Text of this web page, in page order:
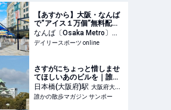
【あすから】大阪・なんば
で“アイス１万個”無料配
布…２日間限定で、ロッテ
の人気商品もらえる/デイリ
ースポーツ online
なんば〔Osaka Metro〕 駅
大阪府大阪市中央区
デイリースポーツ online
さすがにちょっと惜しませ
てほしいあのビルを｜誰か
の散歩マガジン サンポー
日本橋(大阪府)駅 大阪府大阪
市中央区
誰かの散歩マガジン サンポー